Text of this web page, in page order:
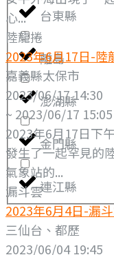
台東縣
離島
澎湖縣
金門縣
連江縣
心...
陸龍捲
2023年6月17日-陸
嘉義縣太保市
2023/06/17 14:30
~ 2023/06/17 15:05
2023年6月17日下
發生了一起罕見的
氣象站的...
漏斗雲
2023年6月4日-漏
三仙台、都歷
2023/06/04 19:45